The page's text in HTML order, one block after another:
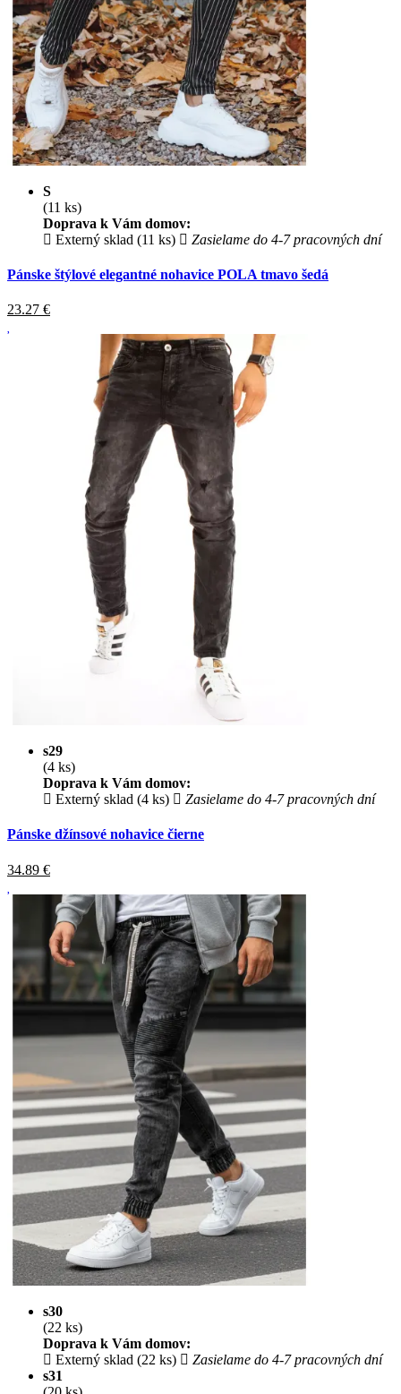
S
(11 ks)
Doprava k Vám domov:
Externý sklad (11 ks)
Zasielame do 4-7 pracovných dní
Pánske štýlové elegantné nohavice POLA tmavo šedá
23.27 €
s29
(4 ks)
Doprava k Vám domov:
Externý sklad (4 ks)
Zasielame do 4-7 pracovných dní
Pánske džínsové nohavice čierne
34.89 €
s30
(22 ks)
Doprava k Vám domov:
Externý sklad (22 ks)
Zasielame do 4-7 pracovných dní
s31